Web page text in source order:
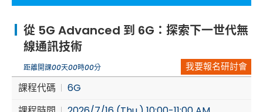
Aerospace | Defense | Security
Broadcast and Media
Cybersecurity
從 5G Advanced 到 6G：探索下一世代無
線通訊技術
距離開課00天00時00分 我要報名研討會
課程代碼
6G